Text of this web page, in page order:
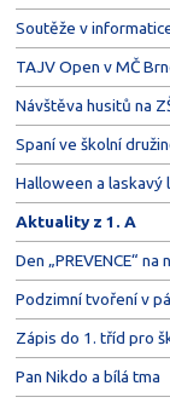
Soutěže v
TAJV Open v MČ
Návštěva husitů na
Spaní ve školní
Halloween a laskavý
Aktuality z 1. A
Den „PREVENCE“ na
Podzimní tvoření v
Zápis do 1. tříd pro
Pan Nikdo a bílá tma